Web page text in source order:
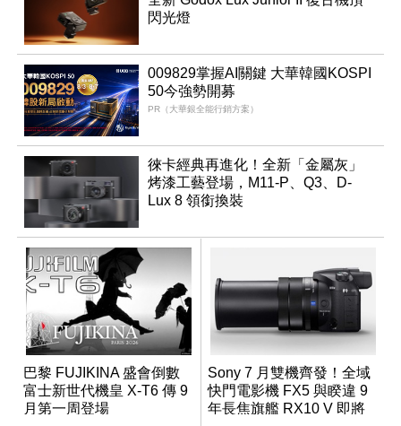
閃光燈
009829掌握AI關鍵 大華韓國KOSPI
50今強勢開募
PR（大華銀全能行銷方案）
徠卡經典再進化！全新「金屬灰」
烤漆工藝登場，M11-P、Q3、D-
Lux 8 領銜換裝
巴黎 FUJIKINA 盛會倒數
富士新世代機皇 X-T6 傳 9
月第一周登場
Sony 7 月雙機齊發！全域
快門電影機 FX5 與睽違 9
年長焦旗艦 RX10 V 即將